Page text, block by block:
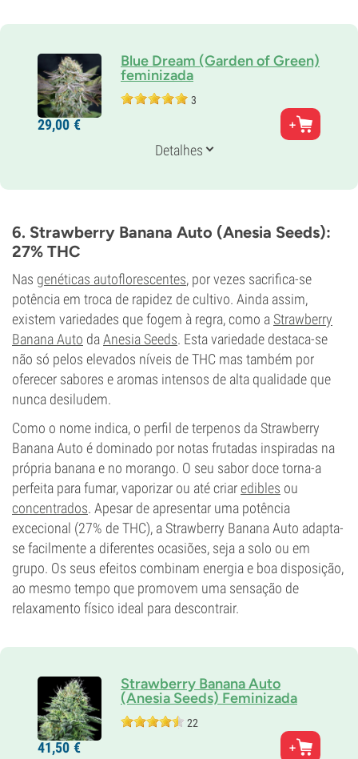
Blue Dream (Garden of Green)
feminizada
3
Pais
Super Silver Haze x Blueberry
70% sativa
9-10 semanas
25%
CBD
2%
Tipo de floração
Período de luz
29,00 €
Detalhes
6. Strawberry Banana Auto (Anesia Seeds):
27% THC
Nas genéticas autoflorescentes, por vezes sacrifica-se
potência em troca de rapidez de cultivo. Ainda assim,
existem variedades que fogem à regra, como a Strawberry
Banana Auto daAnesia Seeds. Esta variedade destaca-se
não só pelos elevados níveis de THC mas também por
oferecer sabores e aromas intensos de alta qualidade que
nunca desiludem.
Como o nome indica, o perfil de terpenos da Strawberry
Banana Auto é dominado por notas frutadas inspiradas na
própria banana e no morango. O seu sabor doce torna-a
perfeita para fumar, vaporizar ou até criaredibles ou
concentrados. Apesar de apresentar uma potência
excecional (27% de THC), a Strawberry Banana Auto adapta-
se facilmente a diferentes ocasiões, seja a solo ou em
grupo. Os seus efeitos combinam energia e boa disposição,
ao mesmo tempo que promovem uma sensação de
relaxamento físico ideal para descontrair.
Strawberry Banana Auto
(Anesia Seeds) Feminizada
22
Pais
C. Banana x Strawberry Amnesia Auto
41,50 €